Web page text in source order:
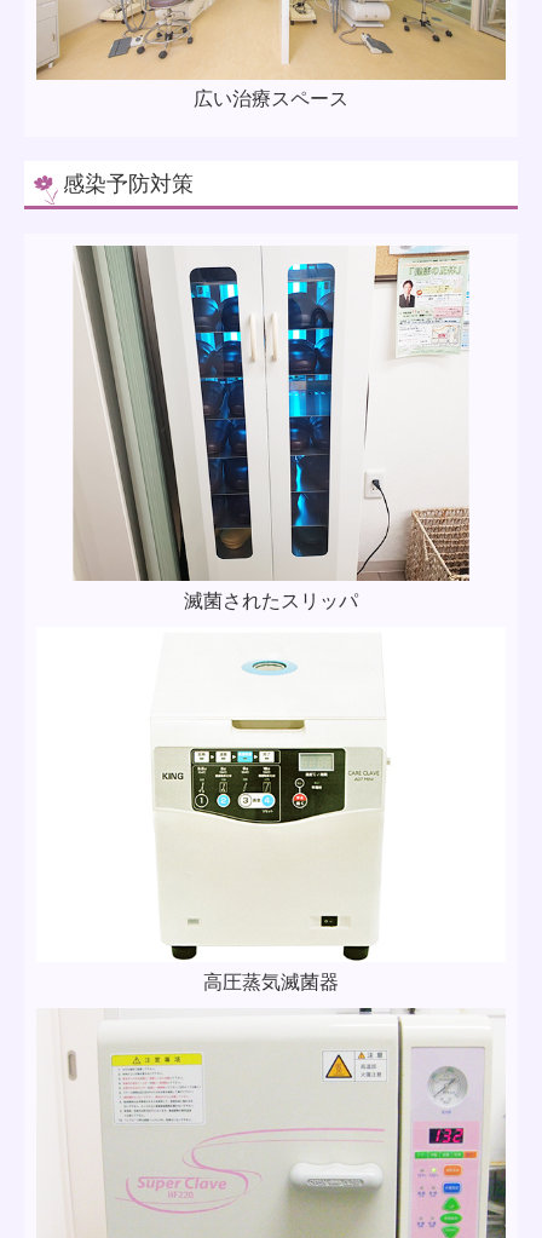
広い治療スペース
感染予防対策
滅菌されたスリッパ
高圧蒸気滅菌器